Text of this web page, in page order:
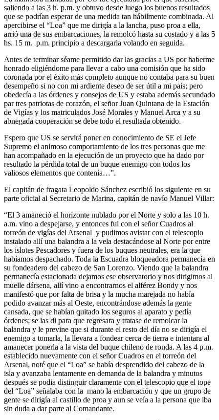
saliendo a las 3 h. p.m. y obtuvo desde luego los buenos resultados
que se podrían esperar de una medida tan hábilmente combinada. Al
apercibirse el “Loa” que me dirigía a la lancha, puso proa a ella,
arrió una de sus embarcaciones, la remolcó hasta su costado y a las 5
hs. 15 m. p.m. principio a descargarla volando en seguida.
Antes de terminar séame permitido dar las gracias a US por haberme
honrado eligiéndome para llevar a cabo una comisión que ha sido
coronada por el éxito más completo aunque no contaba para su buen
desempeño si no con mi ardiente deseo de ser útil a mi país; pero
obedecía a las órdenes y consejos de US y estaba además secundado
par tres patriotas de corazón, el señor Juan Quintana de la Estación
de Vigías y los matriculados José Morales y Manuel Arca y a su
abnegada cooperación se debe todo el resultada obtenido.
Espero que US se servirá poner en conocimiento de SE el Jefe
Supremo el animoso comportamiento de los tres personas que me
han acompañado en la ejecución de un proyecto que ha dado por
resultado la pérdida total de un buque enemigo con todos los
valiosos elementos que contenía…”.
El capitán de fragata Leopoldo Sánchez escribió los siguiente en su
parte oficial al Secretario de Marina, capitán de navío Manuel Villar:
“El 3 amaneció el horizonte nublado por el Norte y solo a las 10 h.
a.m. vino a despejarse, y entonces fui con el señor Cuadros al
torreón de vigías del Arsenal y pudimos avistar con el telescopio
instalado allí una balandra a la vela destacándose al Norte por entre
los islotes Pescadores y fuera de los buques neutrales, era la que
habíamos despachado. Toda la Escuadra bloqueadora permanecía en
su fondeadero del cabezo de San Lorenzo. Viendo que la balandra
permanecía estacionada dejamos ese observatorio y nos dirigimos al
muelle dársena, allí vino a encontrarnos el alférez Bondy y nos
manifestó que por falta de brisa y la mucha marejada no había
podido avanzar más al Oeste, encontrándose además la gente
cansada, que se habían quitado los seguros al aparato y pedía
órdenes; se las di para que regresara y tratase de remolcar la
balandra y le previne que si durante el resto del día no se dirigía el
enemigo a tomarla, la llevara a fondear cerca de tierra e intentara al
amanecer ponerla a la vista del buque chileno de ronda. A las 4 p.m.
establecido nuevamente con el señor Cuadros en el torreón del
Arsenal, noté que el “Loa” se había desprendido del cabezo de la
isla y avanzaba lentamente en demanda de la balandra y minutos
después se podia distinguir claramente con el telescopio que el tope
del “Loa” señalaba con la mano la embarcación y que un grupo de
gente se dirigía al castillo de proa y aun se veía a la persona que iba
sin duda a dar parte al Comandante.